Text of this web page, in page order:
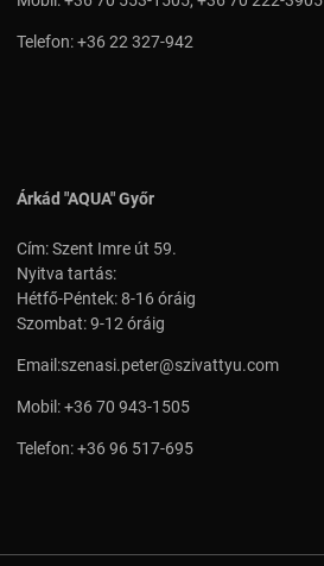
Telefon:+36 22 327-942
Árkád "AQUA" Győr
Cím: Szent Imre út 59.
Nyitva tartás:
Hétfő-Péntek: 8-16 óráig
Szombat: 9-12 óráig
Email:szenasi.peter@szivattyu.com
Mobil:+36 70 943-1505
Telefon:+36 96 517-695